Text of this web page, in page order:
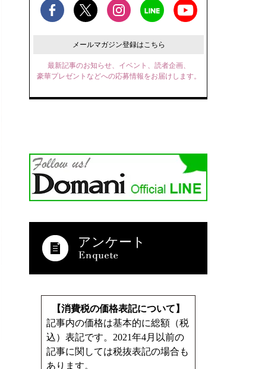
メールマガジン登録はこちら
最新記事のお知らせ、イベント、読者企画、
豪華プレゼントなどへの応募情報をお届けします。
アンケート
【消費税の価格表記について】
記事内の価格は基本的に総額（税
込）表記です。2021年4月以前の
記事に関しては税抜表記の場合も
あります。